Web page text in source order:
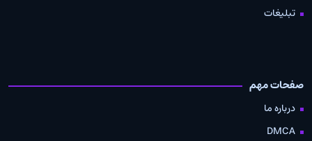
تبلیغات
صفحات مهم
درباره ما
DMCA